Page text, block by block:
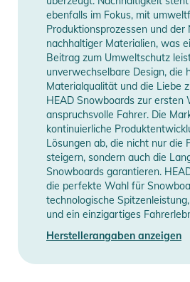
weniger porös als gesinterte Beläge,
LYTRIDE JR Bindung
Die LYTRIDE JR wurde speziell für
ist einfach in der Handhabung und
komfortablen, ergonomischen und
Sicherheit am Berg. Diese Bindung
erhältlich und ist außerdem an den
anpassbar. Damit ist die LYTRIDE JR
alle, die nach eine Bindung suchen,
Eigenschaften:
- LYT TECH
- Lightweight Base
- Multidisk
Manufacturer
Information
ebenfalls im Fokus, mit
Produktionsprozessen und der
nachhaltiger Materialien, was
Beitrag zum Umweltschutz
unverwechselbare Design, die
Materialqualität und die Liebe
HEAD Snowboards zur ersten
anspruchsvolle Fahrer. Die
kontinuierliche
Lösungen ab, die nicht nur die
steigern, sondern auch die
Snowboards garantieren.
die perfekte Wahl für
technologische
und ein einzigartiges
Herstellerangaben anzeigen